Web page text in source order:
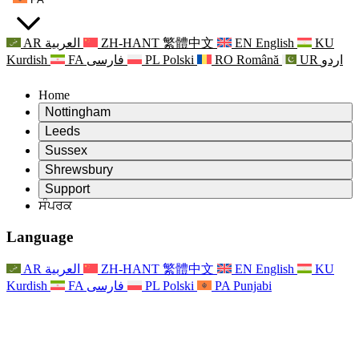
AR العربية ZH-HANT 繁體中文 EN English
KU
Kurdish
FA فارسی PL Polski RO Română UR اردو
Home
Nottingham
Review
ਸਮੀਖਿਆ ਦੇ ਚੇਅਰਮੈਨ
ਸੁਤੰਤਰ ਸਮੀਖਿਆ ਟੀਮ
ਸੰਦਰਭ ਦੀਆਂ ਸ਼ਰਤਾਂ
ਸੁਤੰਤਰ ਸਮੀਖਿਆ ਦੀ ਅੰਤਿਮ ਰਿਪੋਰਟ
ਅਕਸਰ ਪੁੱਛੇ ਜਾਣ ਵਾਲੇ ਸਵਾਲ
ਪਰਿਵਾਰਕ ਫੀਡਬੈਕ ਪ੍ਰਕਿਰਿਆ
ਨਿਊਜ਼ਲੈਟਰ
ਬਾਹਰ ਕੱਡਣਾ
Leeds
Review
ਸਮੀਖਿਆ ਦੇ ਚੇਅਰਮੈਨ
ਸੁਤੰਤਰ ਸਮੀਖਿਆ ਟੀਮ
ਹਵਾਲੇ ਦੀਆਂ ਸ਼ਰਤਾਂ
ਸੰਪਰਕ
ਪਰਿਵਾਰਾਂ ਲਈ ਮਨੋਵਿਗਿਆਨਕ ਸਹਾਇਤਾ
ਪਰਿਵਾਰਾਂ ਲਈ ਅੱਪਡੇਟ
ਘਟਨਾਵਾਂ
For Staff
ਸਟਾਫ ਲਈ ਸਹਾਇਤਾ
Sussex
Review
ਸਮੀਖਿਆ ਦੇ ਚੇਅਰਮੈਨ
ਸੁਤੰਤਰ ਸਮੀਖਿਆ ਟੀਮ
ਸੰਦਰਭ ਦੀਆਂ ਸ਼ਰਤਾਂ
For Families
ਪਰਿਵਾਰਾਂ ਲਈ ਅੱਪਡੇਟ
ਘਟਨਾਵਾਂ
Shrewsbury
Review
ਜਣੇਪਾ ਸਮੀਖਿਆ ਵਾਸਤੇ ਸੰਦਰਭ ਦੀਆਂ ਸ਼ਰਤਾਂ
ਸੁਤੰਤਰ ਸਮੀਖਿਆ ਦੀ ਅੰਤਿਮ ਰਿਪੋਰਟ
ਸੁਤੰਤਰ ਸਮੀਖਿਆ ਦੀ ਪਹਿਲੀ ਰਿਪੋਰਟ
For Families
ਅੱਪਡੇਟ
Support
Leeds
Nottingham
ਪਰਿਵਾਰਕ ਮਨੋਵਿਗਿਆਨਕ ਸਹਾਇਤਾ ਸੇਵਾ
ਮਾਨਸਿਕ ਸਿਹਤ ਸੰਕਟ ਸਹਾਇਤਾ
ਖੇਤਰੀ ਸੇਵਾਵਾਂ ਨੌਟਿੰਘਮ
National
ਸੰਪਰਕ
Language
AR العربية ZH-HANT 繁體中文 EN English
KU
Kurdish
FA فارسی PL Polski PA Punjabi